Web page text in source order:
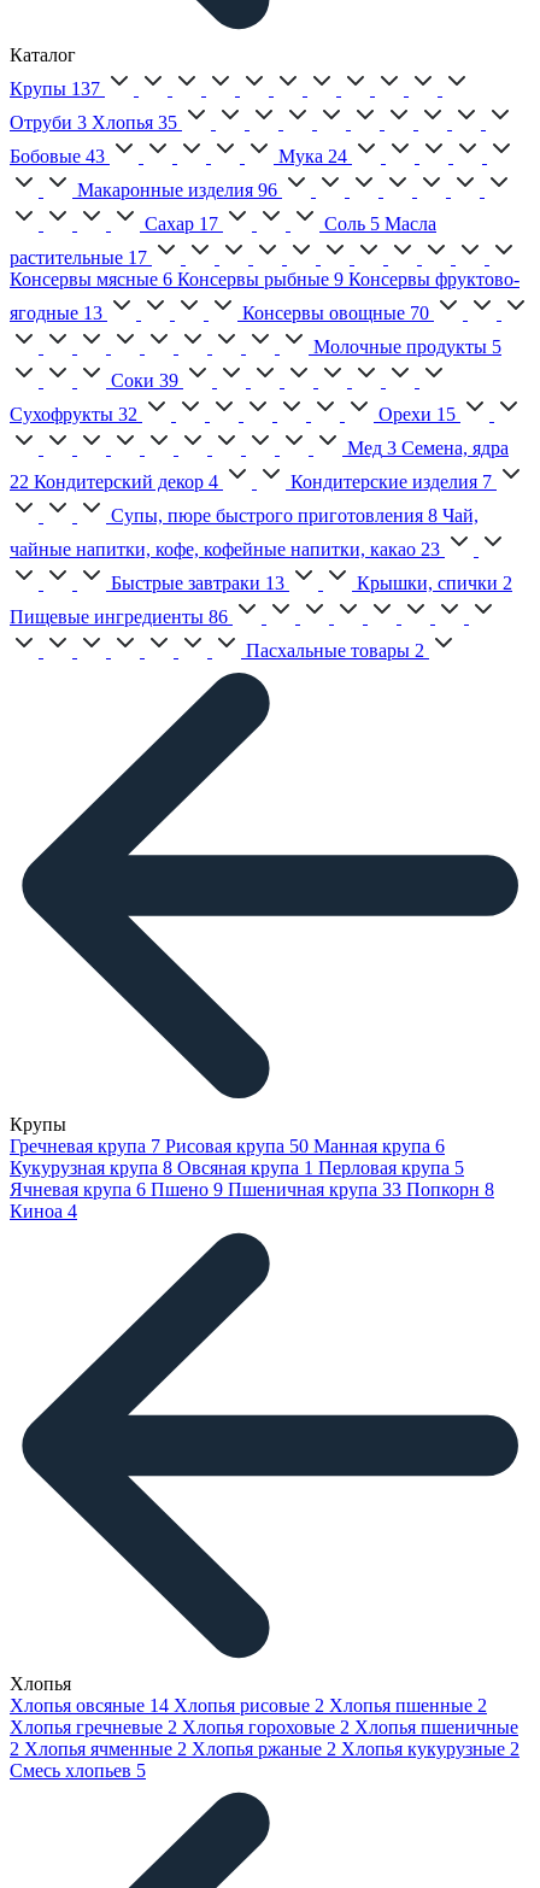
Каталог
Крупы 137
Отруби 3 Хлопья 35
Бобовые 43 Мука 24
Макаронные изделия 96
Сахар 17 Соль 5 Масла
растительные 17
Консервы мясные 6 Консервы рыбные 9 Консервы фруктово-
ягодные 13 Консервы овощные 70
Молочные продукты 5
Соки 39
Сухофрукты 32 Орехи 15
Мед 3 Семена, ядра
22 Кондитерский декор 4 Кондитерские изделия 7
Супы, пюре быстрого приготовления 8 Чай,
чайные напитки, кофе, кофейные напитки, какао 23
Быстрые завтраки 13 Крышки, спички 2
Пищевые ингредиенты 86
Пасхальные товары 2
Крупы
Гречневая крупа 7 Рисовая крупа 50 Манная крупа 6
Кукурузная крупа 8 Овсяная крупа 1 Перловая крупа 5
Ячневая крупа 6 Пшено 9 Пшеничная крупа 33 Попкорн 8
Киноа 4
Хлопья
Хлопья овсяные 14 Хлопья рисовые 2 Хлопья пшенные 2
Хлопья гречневые 2 Хлопья гороховые 2 Хлопья пшеничные
2 Хлопья ячменные 2 Хлопья ржаные 2 Хлопья кукурузные 2
Смесь хлопьев 5